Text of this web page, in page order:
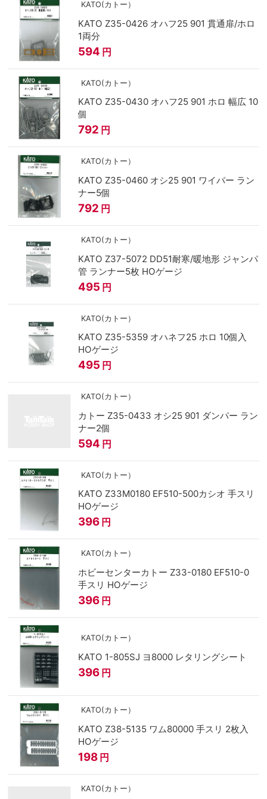
KATO(カトー）
KATO Z35-0426 オハフ25 901 貫通扉/ホロ
1両分
594 円
KATO(カトー）
KATO Z35-0430 オハフ25 901 ホロ 幅広 10
個
792 円
KATO(カトー）
KATO Z35-0460 オシ25 901 ワイパー ラン
ナー5個
792 円
KATO(カトー）
KATO Z37-5072 DD51耐寒/暖地形 ジャンパ
管 ランナー5枚 HOゲージ
495 円
KATO(カトー）
KATO Z35-5359 オハネフ25 ホロ 10個入
HOゲージ
495 円
KATO(カトー）
カトー Z35-0433 オシ25 901 ダンパー ラン
ナー2個
594 円
KATO(カトー）
KATO Z33M0180 EF510-500カシオ 手スリ
HOゲージ
396 円
KATO(カトー）
ホビーセンターカトー Z33-0180 EF510-0
手スリ HOゲージ
396 円
KATO(カトー）
KATO 1-805SJ ヨ8000 レタリングシート
396 円
KATO(カトー）
KATO Z38-5135 ワム80000 手スリ 2枚入
HOゲージ
198 円
KATO(カトー）